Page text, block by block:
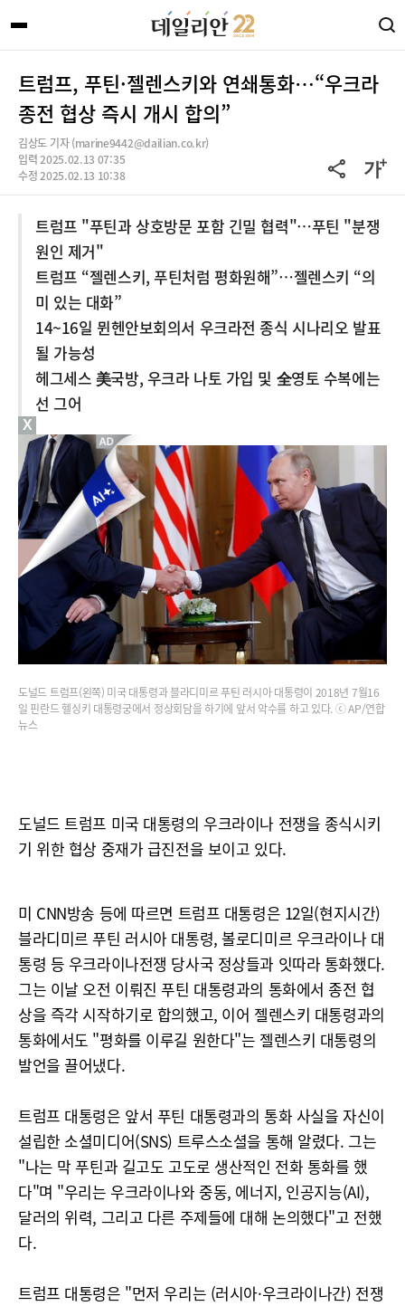
트럼프, 푸틴·젤렌스키와 연쇄통화…“우크라
종전 협상 즉시 개시 합의”
김상도 기자 (marine9442@dailian.co.kr)
입력 2025.02.13 07:35
수정 2025.02.13 10:38
트럼프 "푸틴과 상호방문 포함 긴밀 협력"…푸틴 "분쟁
원인 제거"
트럼프 “젤렌스키, 푸틴처럼 평화원해”…젤렌스키 “의
미 있는 대화”
14~16일 뮌헨안보회의서 우크라전 종식 시나리오 발표
될 가능성
헤그세스 美국방, 우크라 나토 가입 및 全영토 수복에는
선 그어
도널드 트럼프(왼쪽) 미국 대통령과 블라디미르 푸틴 러시아 대통령이 2018년 7월16
일 핀란드 헬싱키 대통령궁에서 정상회담을 하기에 앞서 악수를 하고 있다. ⓒ AP/연합
뉴스
도널드 트럼프 미국 대통령의 우크라이나 전쟁을 종식시키
기 위한 협상 중재가 급진전을 보이고 있다.
미 CNN방송 등에 따르면 트럼프 대통령은 12일(현지시간)
블라디미르 푸틴 러시아 대통령, 볼로디미르 우크라이나 대
통령 등 우크라이나전쟁 당사국 정상들과 잇따라 통화했다.
그는 이날 오전 이뤄진 푸틴 대통령과의 통화에서 종전 협
상을 즉각 시작하기로 합의했고, 이어 젤렌스키 대통령과의
통화에서도 "평화를 이루길 원한다"는 젤렌스키 대통령의
발언을 끌어냈다.
트럼프 대통령은 앞서 푸틴 대통령과의 통화 사실을 자신이
설립한 소셜미디어(SNS) 트루스소셜을 통해 알렸다. 그는
"나는 막 푸틴과 길고도 고도로 생산적인 전화 통화를 했
다"며 "우리는 우크라이나와 중동, 에너지, 인공지능(AI),
달러의 위력, 그리고 다른 주제들에 대해 논의했다"고 전했
다.
트럼프 대통령은 "먼저 우리는 (러시아·우크라이나간) 전쟁
X